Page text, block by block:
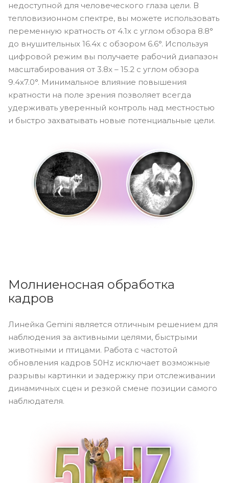
недоступной для человеческого глаза цели. В
тепловизионном спектре, вы можете использовать
переменную кратность от 4.1х с углом обзора 8.8°
до внушительных 16.4х с обзором 6.6°. Используя
цифровой режим вы получаете рабочий диапазон
масштабирования от 3.8x – 15.2 с углом обзора
9.4x7.0°. Минимальное влияние повышения
кратности на поле зрения позволяет всегда
удерживать уверенный контроль над местностью
и быстро захватывать новые потенциальные цели.
Молниеносная обработка
кадров
Линейка Gemini является отличным решением для
наблюдения за активными целями, быстрыми
животными и птицами. Работа с частотой
обновления кадров 50Hz исключает возможные
разрывы картинки и задержку при отслеживании
динамичных сцен и резкой смене позиции самого
наблюдателя.